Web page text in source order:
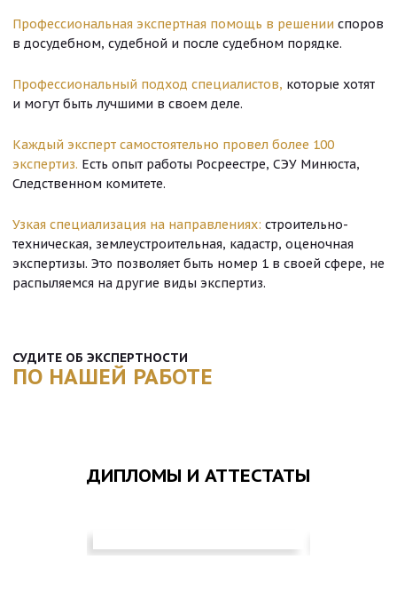
Профессиональная экспертная помощь в решении споров
в досудебном, судебной и после судебном порядке.
Профессиональный подход специалистов, которые хотят
и могут быть лучшими в своем деле.
Каждый эксперт самостоятельно провел более 100
экспертиз. Есть опыт работы Росреестре, СЭУ Минюста,
Следственном комитете.
Узкая специализация на направлениях: строительно-
техническая, землеустроительная, кадастр, оценочная
экспертизы. Это позволяет быть номер 1 в своей сфере, не
распыляемся на другие виды экспертиз.
СУДИТЕ ОБ ЭКСПЕРТНОСТИ
ПО НАШЕЙ РАБОТЕ
ДИПЛОМЫ И АТТЕСТАТЫ